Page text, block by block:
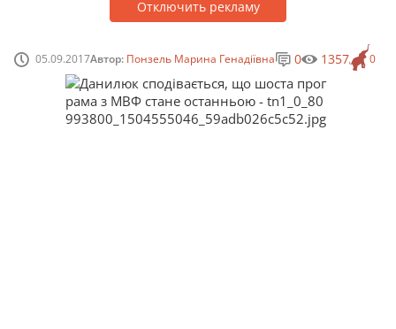
Отключить рекламу
05.09.2017Автор: Понзель Марина Генадіївна 0
0 1357